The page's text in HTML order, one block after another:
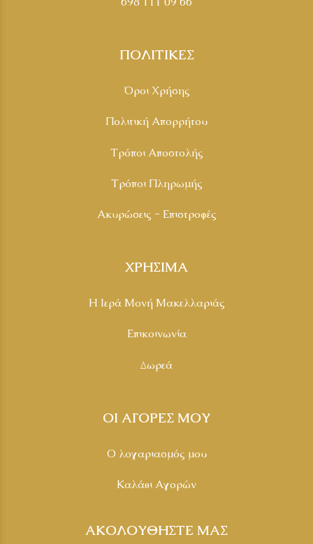
ΠΟΛΙΤΙΚΕΣ
Όροι Χρήσης
Πολιτική Απορρήτου
Τρόποι Αποστολής
Τρόποι Πληρωμής
Ακυρώσεις - Επιστροφές
ΧΡΗΣΙΜΑ
Η Ιερά Μονή Μακελλαριάς
Επικοινωνία
Δωρεά
ΟΙ ΑΓΟΡΕΣ ΜΟΥ
Ο λογαριασμός μου
Καλάθι Αγορών
ΑΚΟΛΟΥΘΗΣΤΕ ΜΑΣ